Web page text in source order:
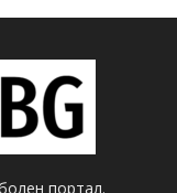
портал.